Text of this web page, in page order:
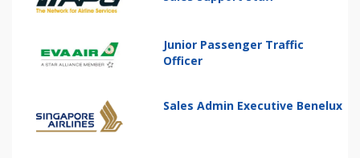
Junior Passenger Traffic
Officer
Sales Admin Executive Benelux